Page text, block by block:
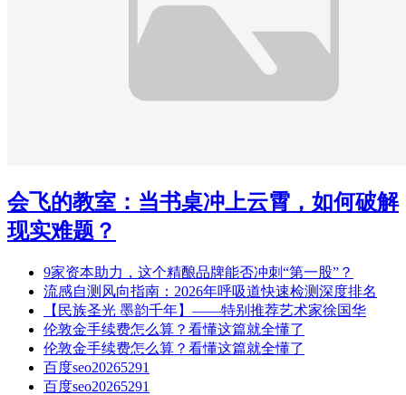
会飞的教室：当书桌冲上云霄，如何破解
现实难题？
9家资本助力，这个精酿品牌能否冲刺“第一股”？
流感自测风向指南：2026年呼吸道快速检测深度排名
【民族圣光 墨韵千年】——特别推荐艺术家徐国华
伦敦金手续费怎么算？看懂这篇就全懂了
伦敦金手续费怎么算？看懂这篇就全懂了
百度seo20265291
百度seo20265291